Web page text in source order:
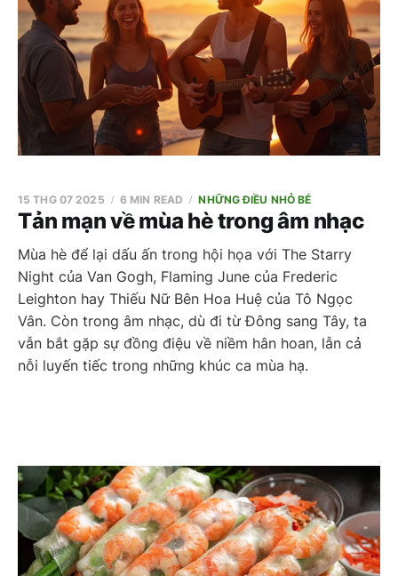
Tản mạn về mùa hè trong âm nhạc
15 THG 07 2025 6 MIN READ NHỮNG ĐIỀU NHỎ BÉ
Mùa hè để lại dấu ấn trong hội họa với The Starry
Night của Van Gogh, Flaming June của Frederic
Leighton hay Thiếu Nữ Bên Hoa Huệ của Tô Ngọc
Vân. Còn trong âm nhạc, dù đi từ Đông sang Tây, ta
vẫn bắt gặp sự đồng điệu về niềm hân hoan, lẫn cả
nỗi luyến tiếc trong những khúc ca mùa hạ.